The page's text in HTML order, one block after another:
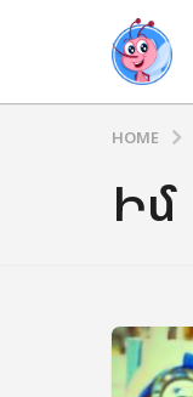
HOME
Իմ